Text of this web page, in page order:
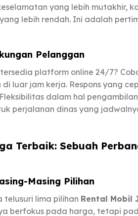
yang lebih mutakhir,
lebih rendah. Ini adalah
Pelanggan
platform online 24/7?
di luar jam kerja. Respons yang
dalam hal
perjalanan dinas yang
Terbaik: Sebuah
Masing Pilihan
lima pilihan Rental Mobil
berfokus pada harga, tetapi